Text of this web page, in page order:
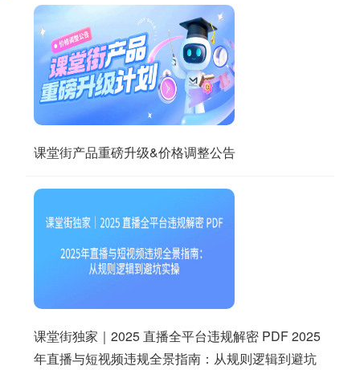
课堂街产品重磅升级&价格调整公告
课堂街独家｜2025 直播全平台违规解密 PDF 2025
年直播与短视频违规全景指南：从规则逻辑到避坑